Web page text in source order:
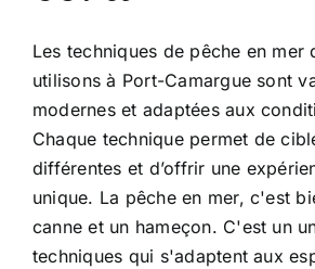
Les techniques de pêche en mer
utilisons à Port-Camargue sont
modernes et adaptées aux
Chaque technique permet de
différentes et d’offrir une
unique. La pêche en mer, c'est
canne et un hameçon. C'est un
techniques qui s'adaptent aux